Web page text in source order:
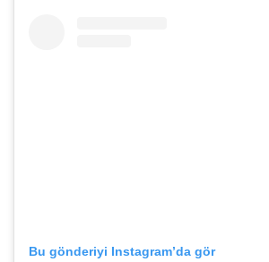
Bu gönderiyi Instagram’da gör